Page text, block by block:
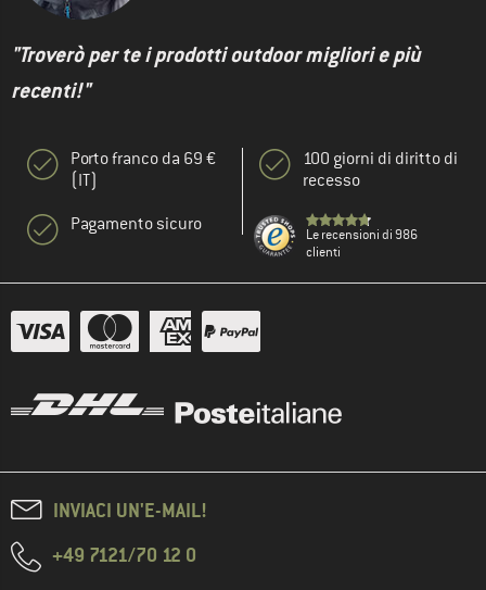
"Troverò per te i prodotti outdoor migliori e più
recenti!"
Porto franco da 69 €
(IT)
Pagamento sicuro
100 giorni di diritto di
recesso
Le recensioni di 986
clienti
INVIACI UN'E-MAIL!
+49 7121/70 12 0